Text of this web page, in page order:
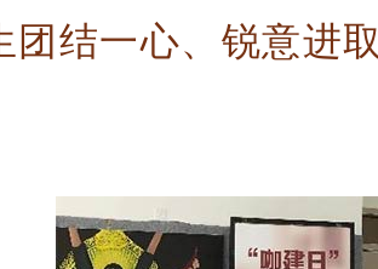
团结一心、锐意进